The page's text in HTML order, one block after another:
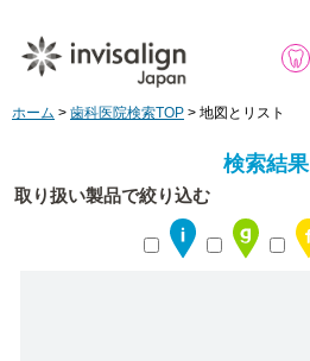
ホーム > 歯科医院検索TOP > 地図とリスト
検索結果
取り扱い製品で絞り込む